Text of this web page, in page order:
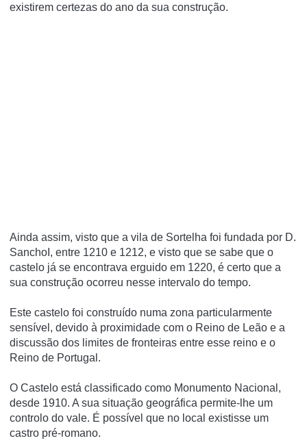
existirem certezas do ano da sua construção.
Ainda assim, visto que a vila de Sortelha foi fundada por D.
SanchoI, entre 1210 e 1212, e visto que se sabe que o
castelo já se encontrava erguido em 1220, é certo que a
sua construção ocorreu nesse intervalo do tempo.
Este castelo foi construído numa zona particularmente
sensível, devido à proximidade com o Reino de Leão e a
discussão dos limites de fronteiras entre esse reino e o
Reino de Portugal.
O Castelo está classificado como Monumento Nacional,
desde 1910. A sua situação geográfica permite-lhe um
controlo do vale. É possível que no local existisse um
castro pré-romano.